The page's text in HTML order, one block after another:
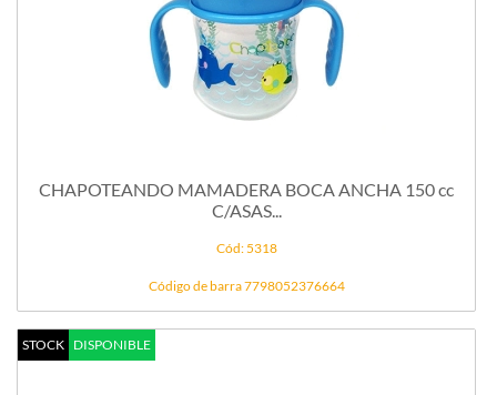
CHAPOTEANDO MAMADERA BOCA ANCHA 150 cc
C/ASAS...
Cód: 5318
Código de barra 7798052376664
STOCK DISPONIBLE